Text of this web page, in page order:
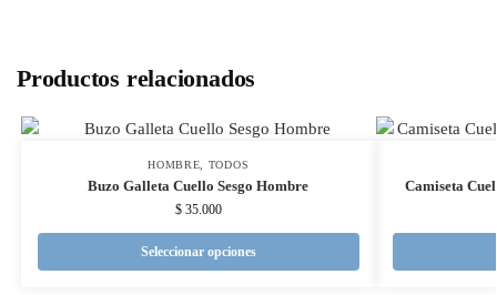
Productos relacionados
HOMBRE TODOS
Buzo Galleta Cuello Sesgo Hombre
$35.000
Seleccionar opciones
Camiseta